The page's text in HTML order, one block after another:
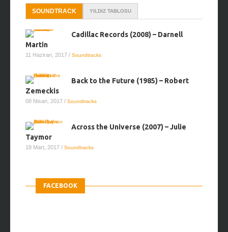
SOUNDTRACK YILDIZ TABLOSU
Cadillac Records (2008) – Darnell
Martin
11 Haziran, 2017 / Soundtracks
Back to the Future (1985) – Robert
Zemeckis
08 Nisan, 2017 / Soundtracks
Across the Universe (2007) – Julie
Taymor
18 Mart, 2017 / Soundtracks
FACEBOOK